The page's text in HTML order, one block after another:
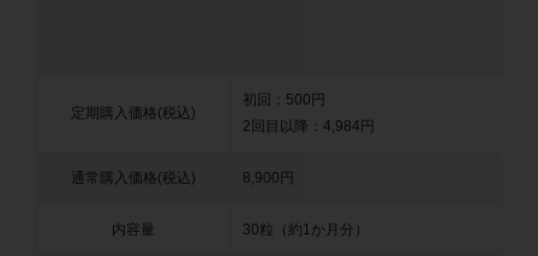
定期購入価格(税込)
初回：500円
2回目以降：4,984円
通常購入価格(税込) 8,900円
内容量 30粒（約1か月分）